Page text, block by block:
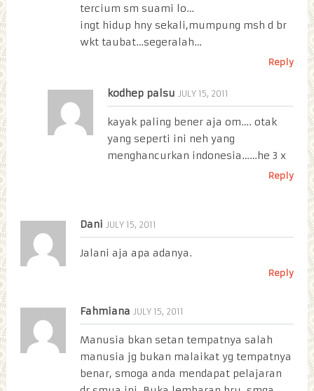
tercium sm suami lo…
ingt hidup hny sekali,mumpung msh d br
wkt taubat…segeralah…
Reply
kodhep palsu JULY 15, 2011
kayak paling bener aja om…. otak
yang seperti ini neh yang
menghancurkan indonesia……he 3 x
Reply
Dani JULY 15, 2011
Jalani aja apa adanya.
Reply
Fahmiana JULY 15, 2011
Manusia bkan setan tempatnya salah
manusia jg bukan malaikat yg tempatnya
benar, smoga anda mendapat pelajaran